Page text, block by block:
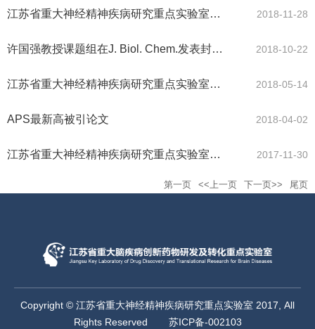
江苏省重大神经精神疾病研究重点实验室2018年学术委员会顺利召开 2018-11-28
许国强教授课题组在J. Biol. Chem.发表封面论文 2018-10-22
江苏省重大神经精神疾病研究重点实验室2018年科普开放日活动 2018-05-14
APS最新高被引论文 2018-04-02
江苏省重大神经精神疾病研究重点实验室第二届学术委员会2017年会议顺利召开 2017-11-30
第一页 <<上一页 下一页>> 尾页
Copyright © 江苏省重大神经精神疾病研究重点实验室 2017, All
Rights Reserved
苏ICP备-002103